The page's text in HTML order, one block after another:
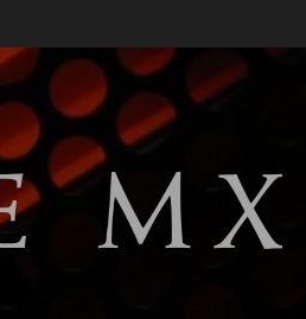
Premundial Concacaf
agosto 8, 2026
Defunciones en México bajan
en 2025 a niveles previos a la
pandemia, señala Inegi
agosto 8, 2026